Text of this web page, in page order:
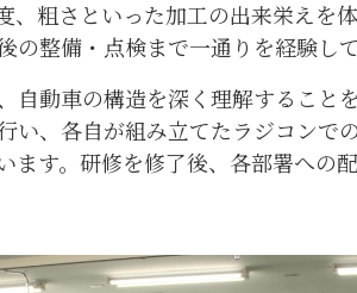
、粗さといった加工の出来栄えを
の整備・点検まで一通りを経験し
自動車の構造を深く理解すること
い、各自が組み立てたラジコンで
ます。研修を修了後、各部署への